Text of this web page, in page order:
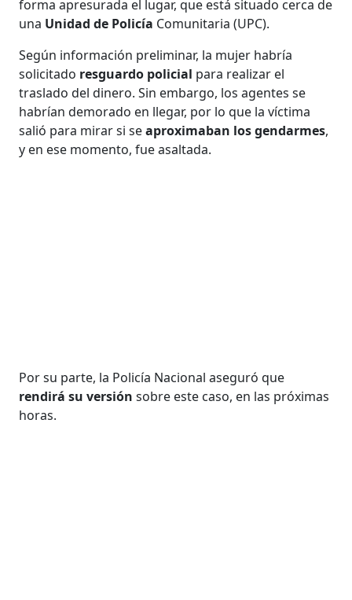
forma apresurada el lugar, que está situado cerca de
una Unidad de Policía Comunitaria (UPC).
Según información preliminar, la mujer habría
solicitado resguardo policial para realizar el
traslado del dinero. Sin embargo, los agentes se
habrían demorado en llegar, por lo que la víctima
salió para mirar si seaproximaban los gendarmes,
y en ese momento, fue asaltada.
Por su parte, la Policía Nacional aseguró que
rendirá su versión sobre este caso, en las próximas
horas.